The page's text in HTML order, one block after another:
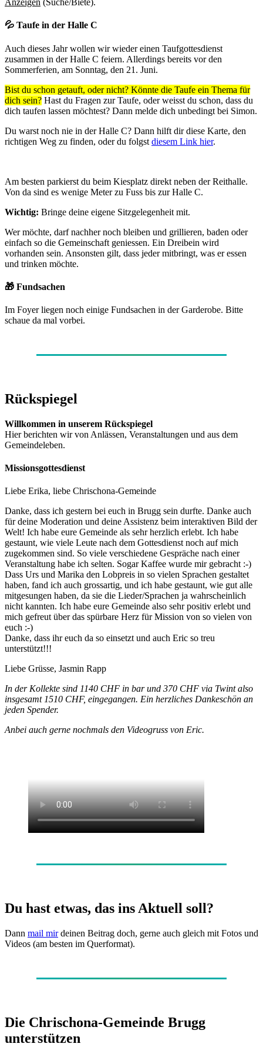
Anzeigen (Suche/Biete).
💦 Taufe in der Halle C
Auch dieses Jahr wollen wir wieder einen Taufgottesdienst
zusammen in der Halle C feiern. Allerdings bereits vor den
Sommerferien, am Sonntag, den 21. Juni.
Bist du schon getauft, oder nicht? Könnte die Taufe ein Thema für
dich sein? Hast du Fragen zur Taufe, oder weisst du schon, dass du
dich taufen lassen möchtest? Dann melde dich unbedingt bei Simon.
Du warst noch nie in der Halle C? Dann hilft dir diese Karte, den
richtigen Weg zu finden, oder du folgst diesem Link hier.
Am besten parkierst du beim Kiesplatz direkt neben der Reithalle.
Von da sind es wenige Meter zu Fuss bis zur Halle C.
Wichtig: Bringe deine eigene Sitzgelegenheit mit.
Wer möchte, darf nachher noch bleiben und grillieren, baden oder
einfach so die Gemeinschaft geniessen. Ein Dreibein wird
vorhanden sein. Ansonsten gilt, dass jeder mitbringt, was er essen
und trinken möchte.
🎁 Fundsachen
Im Foyer liegen noch einige Fundsachen in der Garderobe. Bitte
schaue da mal vorbei.
Rückspiegel
Willkommen in unserem Rückspiegel
Hier berichten wir von Anlässen, Veranstaltungen und aus dem
Gemeindeleben.
Missionsgottesdienst
Liebe Erika, liebe Chrischona-Gemeinde
Danke, dass ich gestern bei euch in Brugg sein durfte. Danke auch
für deine Moderation und deine Assistenz beim interaktiven Bild der
Welt! Ich habe eure Gemeinde als sehr herzlich erlebt. Ich habe
gestaunt, wie viele Leute nach dem Gottesdienst noch auf mich
zugekommen sind. So viele verschiedene Gespräche nach einer
Veranstaltung habe ich selten. Sogar Kaffee wurde mir gebracht :-)
Dass Urs und Marika den Lobpreis in so vielen Sprachen gestaltet
haben, fand ich auch grossartig, und ich habe gestaunt, wie gut alle
mitgesungen haben, da sie die Lieder/Sprachen ja wahrscheinlich
nicht kannten. Ich habe eure Gemeinde also sehr positiv erlebt und
mich gefreut über das spürbare Herz für Mission von so vielen von
euch :-)
Danke, dass ihr euch da so einsetzt und auch Eric so treu
unterstützt!!!
Liebe Grüsse, Jasmin Rapp
In der Kollekte sind 1140 CHF in bar und 370 CHF via Twint also
insgesamt 1510 CHF, eingegangen. Ein herzliches Dankeschön an
jeden Spender.
Anbei auch gerne nochmals den Videogruss von Eric.
Du hast etwas, das ins Aktuell soll?
Dann mail mirdeinen Beitrag doch, gerne auch gleich mit Fotos und
Videos (am besten im Querformat).
Die Chrischona-Gemeinde Brugg
unterstützen